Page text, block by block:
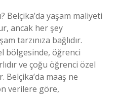
Belçika’da yaşam maliyeti
ancak her şey
tarzınıza bağlıdır.
bölgesinde, öğrenci
ve çoğu öğrenci özel
maaş ne
verilere göre,